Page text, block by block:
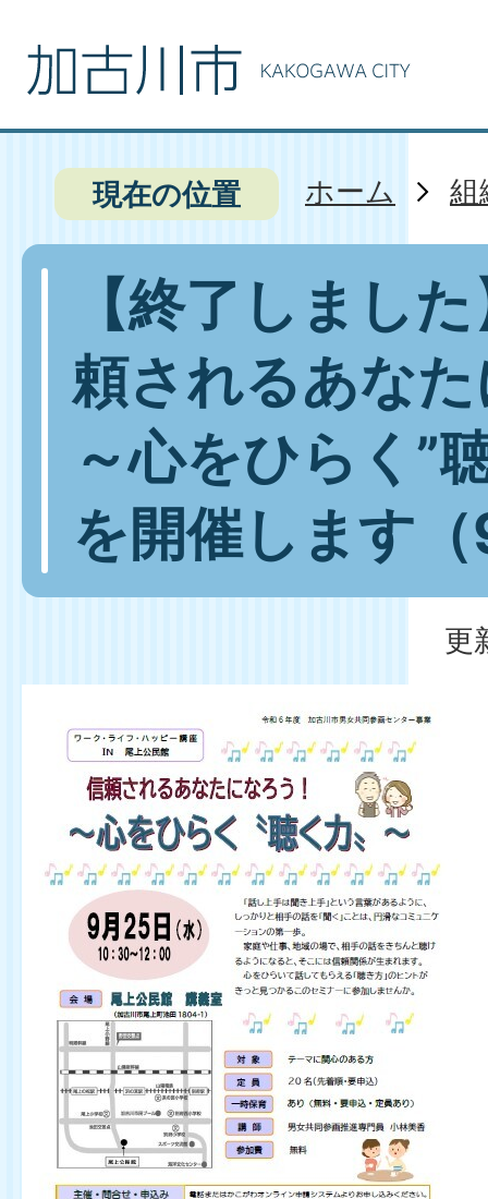
現在の位置 ホーム 組
【終了しまし
頼されるあな
～心をひらく”
を開催します
更